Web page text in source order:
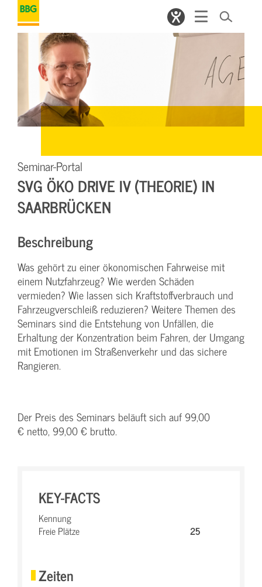
Seminar-Portal
SVG ÖKO DRIVE IV (THEORIE) IN
SAARBRÜCKEN
Beschreibung
Was gehört zu einer ökonomischen Fahrweise mit
einem Nutzfahrzeug? Wie werden Schäden
vermieden? Wie lassen sich Kraftstoffverbrauch und
Fahrzeugverschleiß reduzieren? Weitere Themen des
Seminars sind die Entstehung von Unfällen, die
Erhaltung der Konzentration beim Fahren, der Umgang
mit Emotionen im Straßenverkehr und das sichere
Rangieren.
Der Preis des Seminars beläuft sich auf 99,00
€ netto, 99,00 € brutto.
KEY-FACTS
Kennung
Freie Plätze
25
Zeiten